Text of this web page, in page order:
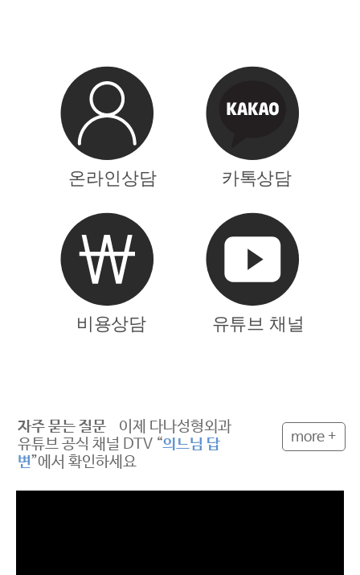
자주 묻는 질문
이제 다나성형외과
유튜브 공식 채널 DTV “의느님 답
변”에서 확인하세요
more +